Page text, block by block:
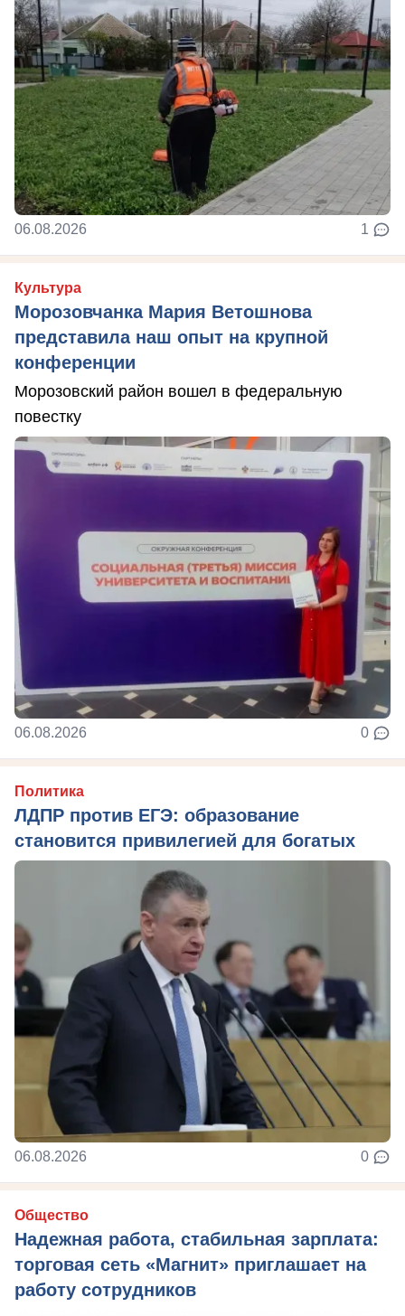
06.08.2026 1
Культура
Морозовчанка Мария Ветошнова
представила наш опыт на крупной
конференции
Морозовский район вошел в федеральную
повестку
06.08.2026 0
Политика
ЛДПР против ЕГЭ: образование
становится привилегией для богатых
06.08.2026 0
Общество
Надежная работа, стабильная зарплата:
торговая сеть «Магнит» приглашает на
работу сотрудников